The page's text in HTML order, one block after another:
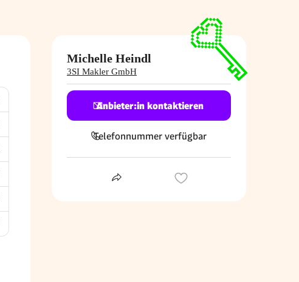
Michelle Heindl
3SI Makler GmbH
Anbieter:in kontaktieren
Telefonnummer verfügbar